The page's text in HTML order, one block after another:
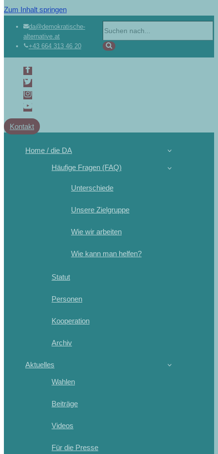
Zum Inhalt springen
da@demokratische-
alternative.at
+43 664 313 46 20
Kontakt
Home / die DA
Häufige Fragen (FAQ)
Unterschiede
Unsere Zielgruppe
Wie wir arbeiten
Wie kann man helfen?
Statut
Personen
Kooperation
Archiv
Aktuelles
Wahlen
Beiträge
Videos
Für die Presse